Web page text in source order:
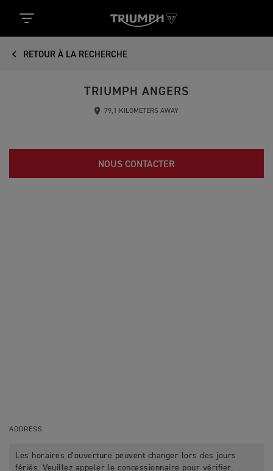
RETOUR À LA RECHERCHE
TRIUMPH ANGERS
79,1 KILOMETERS AWAY
NOUS CONTACTER
ADDRESS
Les horaires d’ouverture peuvent changer lors des jours
fériés. Veuillez appeler le concessionnaire pour vérifier.